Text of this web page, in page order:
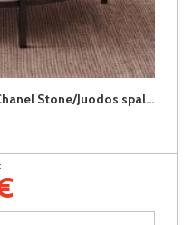
HOLBORN apvalus staliukas (Chanel Stone/Juodos spalvos kojos)